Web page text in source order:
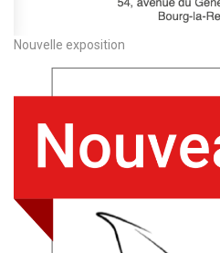
Nouvelle exposition